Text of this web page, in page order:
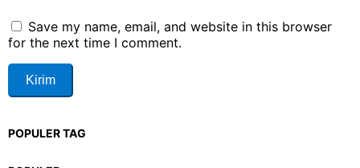
Save my name, email, and website in this browser
for the next time I comment.
POPULER TAG